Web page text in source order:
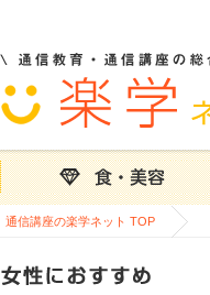
通信講座の楽学ネット TOP